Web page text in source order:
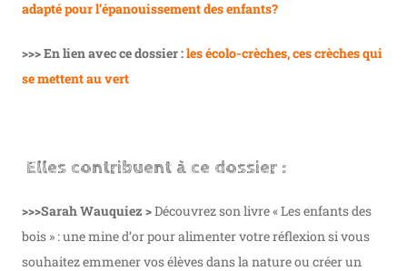
adapté pour l’épanouissement des enfants?
>>> En lien avec ce dossier :les écolo-crèches, ces crèches qui
se mettent au vert
Elles contribuent à ce dossier :
>>>Sarah Wauquiez >Découvrez son livre « Les enfants des
bois » : une mine d’or pour alimenter votre réflexion si vous
souhaitez emmener vos élèves dans la nature ou créer un